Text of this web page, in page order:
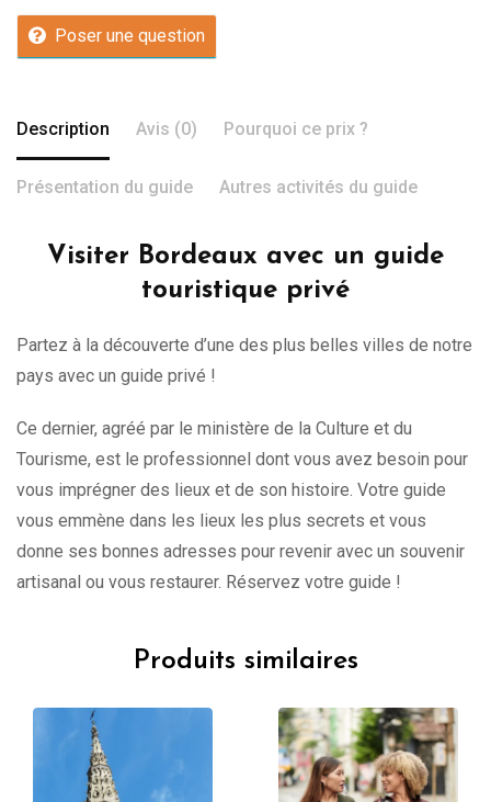
Poser une question
Description Avis (0) Pourquoi ce prix ?
Présentation du guide Autres activités du guide
Visiter Bordeaux avec un guide
touristique privé
Partez à la découverte d’une des plus belles villes de notre
pays avec un guide privé !
Ce dernier, agréé par le ministère de la Culture et du
Tourisme, est le professionnel dont vous avez besoin pour
vous imprégner des lieux et de son histoire. Votre guide
vous emmène dans les lieux les plus secrets et vous
donne ses bonnes adresses pour revenir avec un souvenir
artisanal ou vous restaurer. Réservez votre guide !
Produits similaires